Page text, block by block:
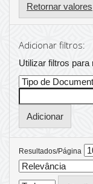
Retornar valores
Adicionar filtros:
Utilizar filtros para
Resultados/Página